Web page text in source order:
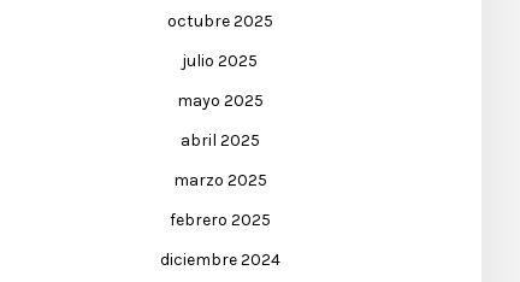
octubre 2025
julio 2025
mayo 2025
abril 2025
marzo 2025
febrero 2025
diciembre 2024